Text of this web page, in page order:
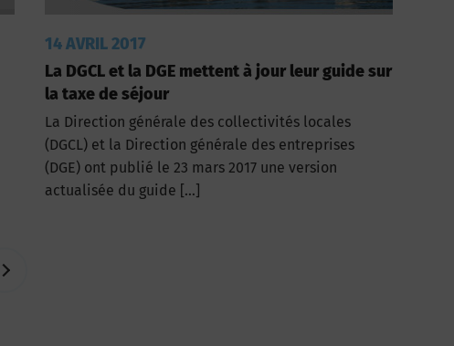
14 AVRIL 2017
La DGCL et la DGE mettent à jour leur guide sur
la taxe de séjour
La Direction générale des collectivités locales
(DGCL) et la Direction générale des entreprises
(DGE) ont publié le 23 mars 2017 une version
actualisée du guide […]